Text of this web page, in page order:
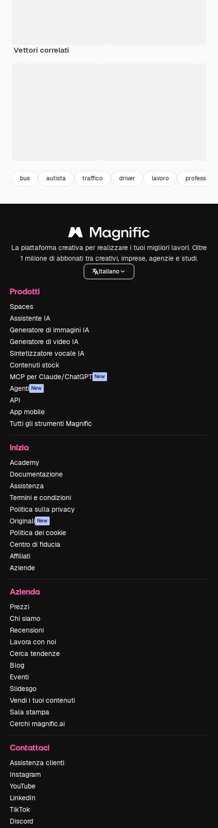
Vettori correlati
bus autista traffico driver lavoro
La piattaforma creativa per realizzare i tuoi migliori lavori. Oltre
1 milione di abbonati tra creativi, imprese, agenzie e studi.
Italiano
Prodotti
Spaces
Assistente IA
Generatore di immagini IA
Generatore di video IA
Sintetizzatore vocale IA
Contenuti stock
MCP per Claude/ChatGPT New
Agenti New
API
App mobile
Tutti gli strumenti Magnific
Inizia
Academy
Documentazione
Assistenza
Termini e condizioni
Politica sulla privacy
Originali New
Politica dei cookie
Centro di fiducia
Affiliati
Aziende
Azienda
Prezzi
Chi siamo
Recensioni
Lavora con noi
Cerca tendenze
Blog
Eventi
Slidesgo
Vendi i tuoi contenuti
Sala stampa
Cerchi magnific.ai
Contattaci
Assistenza clienti
Instagram
YouTube
LinkedIn
TikTok
Discord